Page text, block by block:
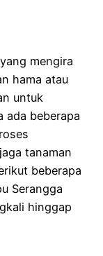
mengira
hama atau
untuk
ada beberapa
tanaman
beberapa
Serangga
hinggap